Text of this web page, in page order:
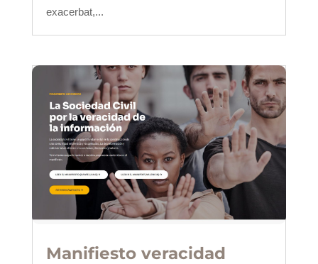
exacerbat,...
Manifiesto veracidad